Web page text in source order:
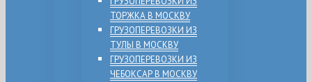
ТОРЖКА В МОСКВУ
ГРУЗОПЕРЕВОЗКИ ИЗ
ТУЛЫ В МОСКВУ
ГРУЗОПЕРЕВОЗКИ ИЗ
ЧЕБОКСАР В МОСКВУ